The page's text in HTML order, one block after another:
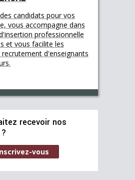
candidats pour vos
vous accompagne dans
professionnelle
et vous facilite les
d'enseignants
recevoir nos
vous